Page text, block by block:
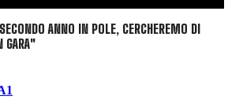
ANNO IN POLE, CERCHEREMO DI
GARA"